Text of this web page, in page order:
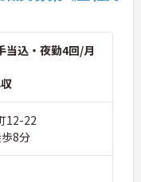
当込・夜勤4回/月
12-22
8分